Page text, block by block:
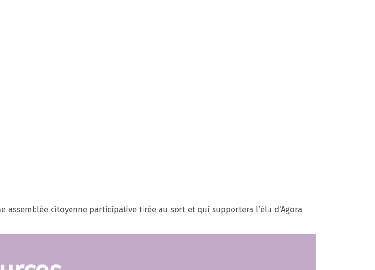
assemblée citoyenne participative tirée au sort et qui supportera l'élu d'Agora